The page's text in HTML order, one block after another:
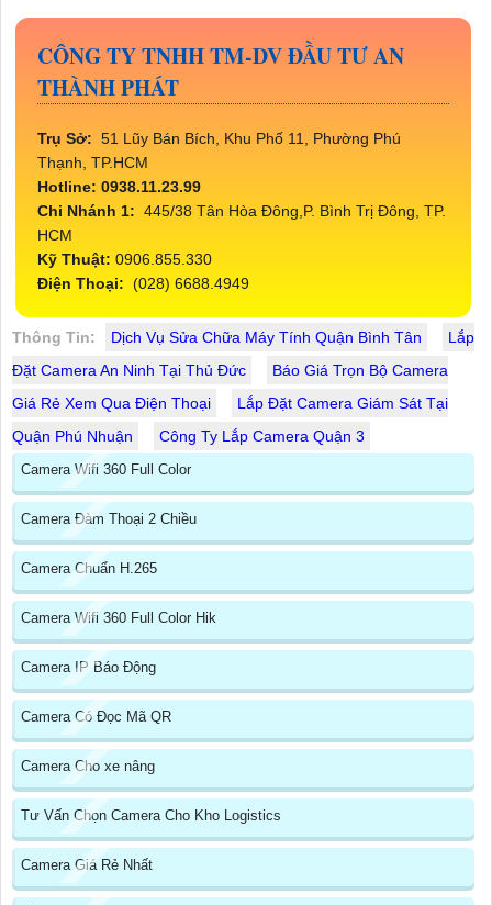
CÔNG TY TNHH TM-DV ĐẦU TƯ AN
THÀNH PHÁT
Trụ Sở: 51 Lũy Bán Bích, Khu Phố 11, Phường Phú
Thạnh, TP.HCM
Hotline: 0938.11.23.99
Chi Nhánh 1: 445/38 Tân Hòa Đông,P. Bình Trị Đông, TP.
HCM
Kỹ Thuật: 0906.855.330
Điện Thoại: (028) 6688.4949
Thông Tin: Dịch Vụ Sửa Chữa Máy Tính Quận Bình Tân
Lắp
Đặt Camera An Ninh Tại Thủ Đức
Báo Giá Trọn Bộ Camera
Giá Rẻ Xem Qua Điện Thoại
Lắp Đặt Camera Giám Sát Tại
Quận Phú Nhuận
Công Ty Lắp Camera Quận 3
Camera Wifi 360 Full Color
Camera Đàm Thoại 2 Chiều
Camera Chuẩn H.265
Camera Wifi 360 Full Color Hik
Camera IP Báo Động
Camera Có Đọc Mã QR
Camera Cho xe nâng
Tư Vấn Chọn Camera Cho Kho Logistics
Camera Giá Rẻ Nhất